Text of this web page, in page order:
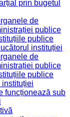
prin bugetul
de
publice
publice
instituției
de
publice
publice
funcționează sub